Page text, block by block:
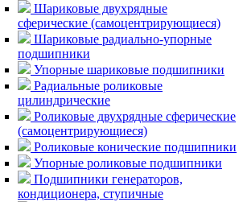
Шариковые двухрядные
сферические (самоцентрирующиеся)
Шариковые радиально-упорные
подшипники
Упорные шариковые подшипники
Радиальные роликовые
цилиндрические
Роликовые двухрядные сферические
(самоцентрирующиеся)
Роликовые конические подшипники
Упорные роликовые подшипники
Подшипники генераторов,
кондиционера, ступичные